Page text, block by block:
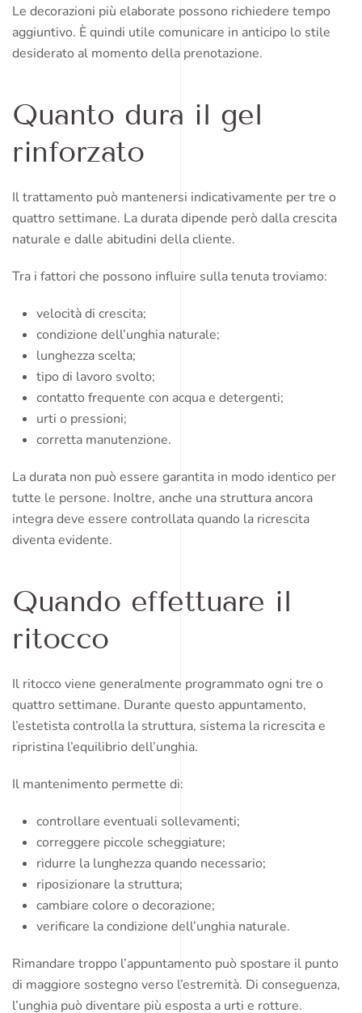
Le decorazioni più elaborate possono richiedere tempo
aggiuntivo. È quindi utile comunicare in anticipo lo stile
desiderato al momento della prenotazione.
Quanto dura il gel
rinforzato
Il trattamento può mantenersi indicativamente per tre o
quattro settimane. La durata dipende però dalla crescita
naturale e dalle abitudini della cliente.
Tra i fattori che possono influire sulla tenuta troviamo:
velocità di crescita;
condizione dell’unghia naturale;
lunghezza scelta;
tipo di lavoro svolto;
contatto frequente con acqua e detergenti;
urti o pressioni;
corretta manutenzione.
La durata non può essere garantita in modo identico per
tutte le persone. Inoltre, anche una struttura ancora
integra deve essere controllata quando la ricrescita
diventa evidente.
Quando effettuare il
ritocco
Il ritocco viene generalmente programmato ogni tre o
quattro settimane. Durante questo appuntamento,
l’estetista controlla la struttura, sistema la ricrescita e
ripristina l’equilibrio dell’unghia.
Il mantenimento permette di:
controllare eventuali sollevamenti;
correggere piccole scheggiature;
ridurre la lunghezza quando necessario;
riposizionare la struttura;
cambiare colore o decorazione;
verificare la condizione dell’unghia naturale.
Rimandare troppo l’appuntamento può spostare il punto
di maggiore sostegno verso l’estremità. Di conseguenza,
l’unghia può diventare più esposta a urti e rotture.